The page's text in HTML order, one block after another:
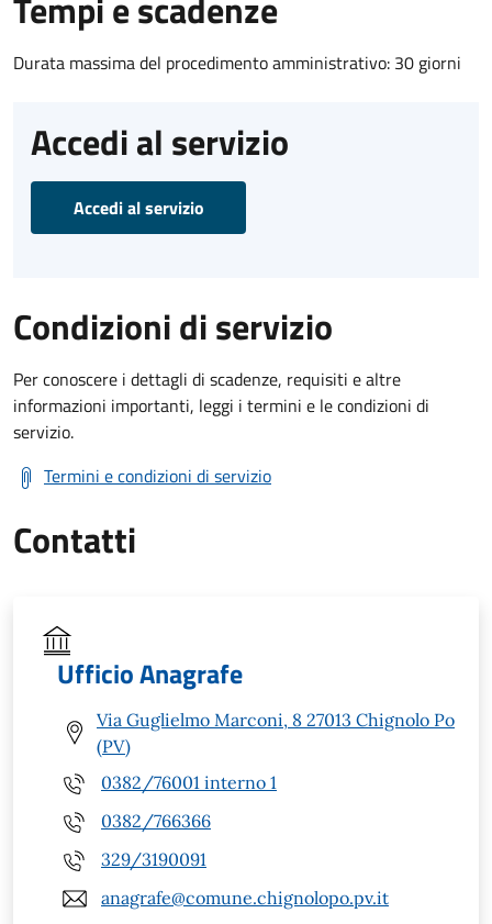
Durata massima del procedimento amministrativo: 30 giorni
Accedi al servizio
Accedi al servizio
Condizioni di servizio
Per conoscere i dettagli di scadenze, requisiti e altre
informazioni importanti, leggi i termini e le condizioni di
servizio.
Termini e condizioni di servizio
Contatti
Ufficio Anagrafe
Via Guglielmo Marconi, 8 27013 Chignolo Po
(PV)
0382/76001 interno 1
0382/766366
329/3190091
anagrafe@comune.chignolopo.pv.it